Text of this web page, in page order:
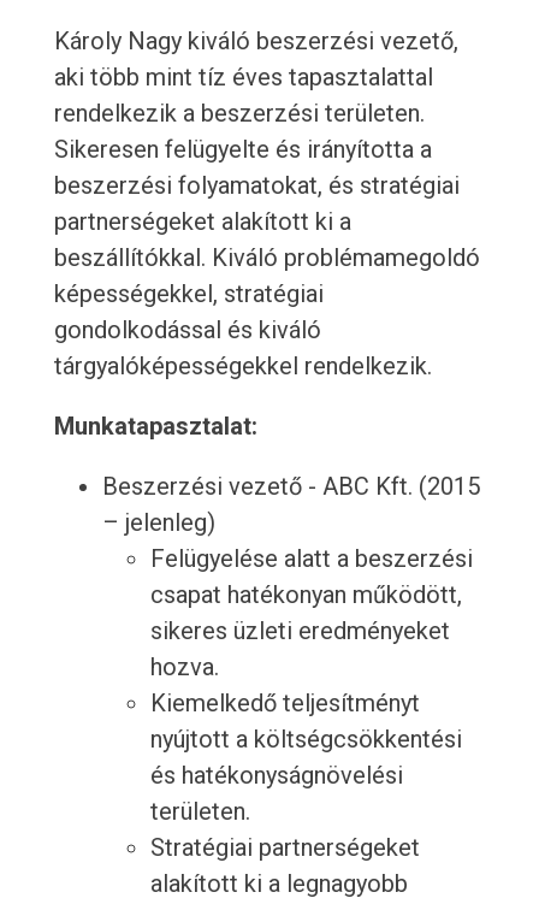
Károly Nagy kiváló beszerzési vezető,
aki több mint tíz éves tapasztalattal
rendelkezik a beszerzési területen.
Sikeresen felügyelte és irányította a
beszerzési folyamatokat, és stratégiai
partnerségeket alakított ki a
beszállítókkal. Kiváló problémamegoldó
képességekkel, stratégiai
gondolkodással és kiváló
tárgyalóképességekkel rendelkezik.
Munkatapasztalat:
Beszerzési vezető - ABC Kft. (2015
– jelenleg)
Felügyelése alatt a beszerzési
csapat hatékonyan működött,
sikeres üzleti eredményeket
hozva.
Kiemelkedő teljesítményt
nyújtott a költségcsökkentési
és hatékonyságnövelési
területen.
Stratégiai partnerségeket
alakított ki a legnagyobb